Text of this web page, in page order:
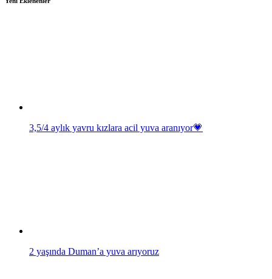
3,5/4 aylık yavru kızlara acil yuva aranıyor💗
2 yaşında Duman’a yuva arıyoruz